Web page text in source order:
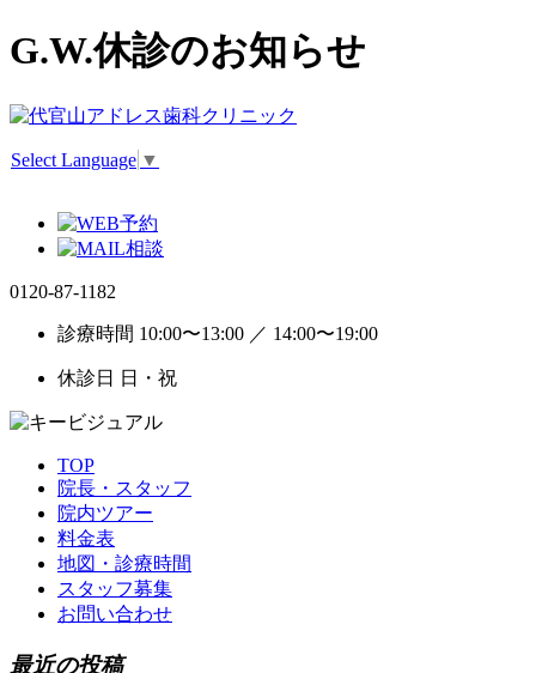
G.W.休診のお知らせ
Select Language ▼
0120-87-1182
診療時間 10:00〜13:00 ／ 14:00〜19:00
休診日 日・祝
TOP
院長・スタッフ
院内ツアー
料金表
地図・診療時間
スタッフ募集
お問い合わせ
最近の投稿